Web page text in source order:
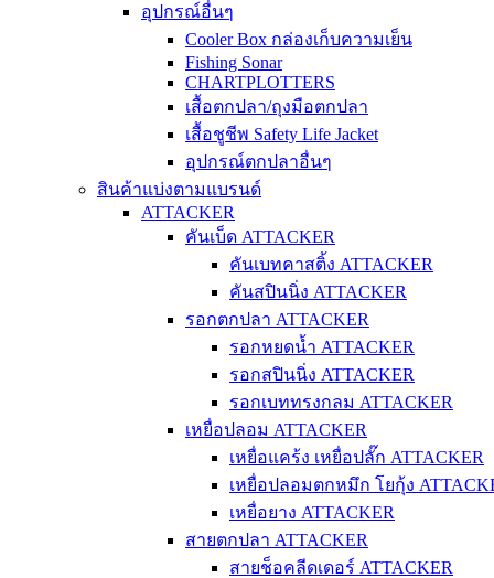
อุปกรณ์อื่นๆ
Cooler Box กล่องเก็บความเย็น
Fishing Sonar
CHARTPLOTTERS
เสื้อตกปลา/ถุงมือตกปลา
เสื้อชูชีพ Safety Life Jacket
อุปกรณ์ตกปลาอื่นๆ
สินค้าแบ่งตามแบรนด์
ATTACKER
คันเบ็ด ATTACKER
คันเบทคาสติ้ง ATTACKER
คันสปินนิ่ง ATTACKER
รอกตกปลา ATTACKER
รอกหยดน้ำ ATTACKER
รอกสปินนิ่ง ATTACKER
รอกเบททรงกลม ATTACKER
เหยื่อปลอม ATTACKER
เหยื่อแคร้ง เหยื่อปลั๊ก ATTACKER
เหยื่อปลอมตกหมึก โยกุ้ง
เหยื่อยาง ATTACKER
สายตกปลา ATTACKER
สายช็อคลีดเดอร์ ATTACKER